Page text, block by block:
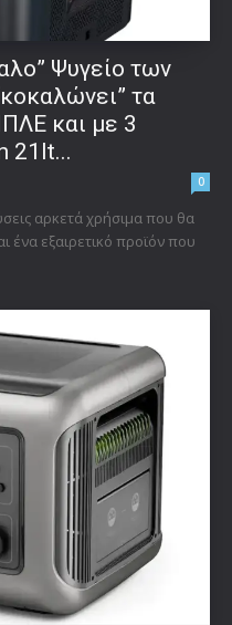
Ψυγείο των
τα
και με 3
21lt...
0
αρκετά χρήσιμα που θα
ένα εξαιρετικό προϊόν που